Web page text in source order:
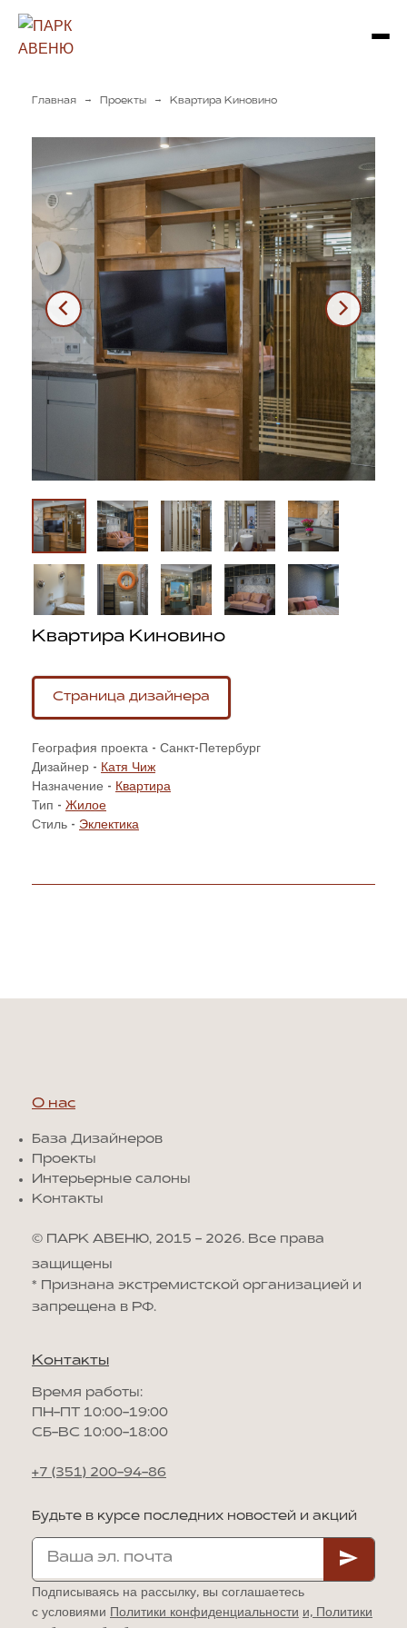
Главная → Проекты → Квартира Киновино
Квартира Киновино
Страница дизайнера
География проекта - Санкт-Петербург
Дизайнер - Катя Чиж
Назначение - Квартира
Тип - Жилое
Стиль - Эклектика
О нас
База Дизайнеров
Проекты
Интерьерные салоны
Контакты
© ПАРК АВЕНЮ, 2015 - 2026. Все права
защищены
* Признана экстремистской организацией и
запрещена в РФ.
Контакты
Время работы:
ПН-ПТ 10:00-19:00
СБ-ВС 10:00-18:00
+7 (351) 200-94-86
Будьте в курсе последних новостей и акций
Подписываясь на рассылку, вы соглашаетесь
с условиями Политики конфиденциальности и, Политики